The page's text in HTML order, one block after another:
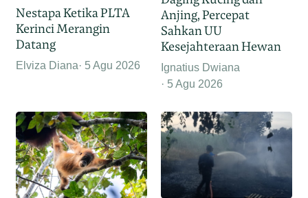
Nestapa Ketika PLTA
Kerinci Merangin
Datang
Elviza Diana 5 Agu 2026
Anjing, Percepat
Sahkan UU
Kesejahteraan Hewan
Ignatius Dwiana
5 Agu 2026